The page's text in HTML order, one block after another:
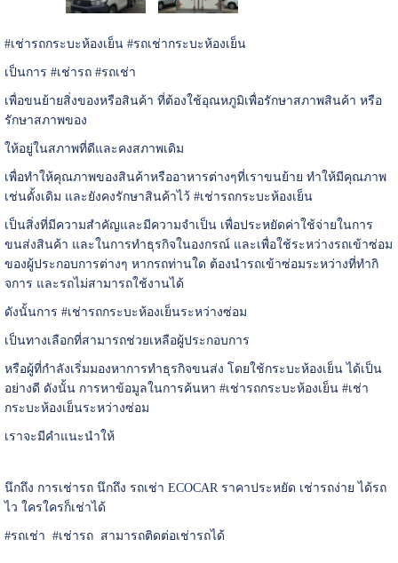
#เช่ารถกระบะห้องเย็น #รถเช่ากระบะห้องเย็น
เป็นการ #เช่ารถ #รถเช่า
เพื่อขนย้ายสิ่งของหรือสินค้า ที่ต้องใช้อุณหภูมิเพื่อรักษาสภาพสินค้า หรือ
รักษาสภาพของ
ให้อยู่ในสภาพที่ดีและคงสภาพเดิม
เพื่อทำให้คุณภาพของสินค้าหรืออาหารต่างๆที่เราขนย้าย ทำให้มีคุณภาพ
เช่นดั้งเดิม และยังคงรักษาสินค้าไว้ #เช่ารถกระบะห้องเย็น
เป็นสิ่งที่มีความสำคัญและมีความจำเป็น เพื่อประหยัดค่าใช้จ่ายในการ
ขนส่งสินค้า และในการทำธุรกิจในองกรณ์ และเพื่อใช้ระหว่างรถเข้าซ่อม
ของผู้ประกอบการต่างๆ หากรถท่านใด ต้องนำรถเข้าซ่อมระหว่างที่ทำกิ
จการ และรถไม่สามารถใช้งานได้
ดังนั้นการ #เช่ารถกระบะห้องเย็นระหว่างซ่อม
เป็นทางเลือกที่สามารถช่วยเหลือผู้ประกอบการ
หรือผู้ที่กำลังเริ่มมองหาการทำธุรกิจขนส่ง โดยใช้กระบะห้องเย็น ได้เป็น
อย่างดี ดังนั้น การหาข้อมูลในการค้นหา #เช่ารถกระบะห้องเย็น #เช่า
กระบะห้องเย็นระหว่างซ่อม
เราจะมีคำแนะนำให้
นึกถึง การเช่ารถ นึกถึง รถเช่า ECOCAR ราคาประหยัด เช่ารถง่าย ได้รถ
ไว ใครใครก็เช่าได้
#รถเช่า #เช่ารถ สามารถติดต่อเช่ารถได้